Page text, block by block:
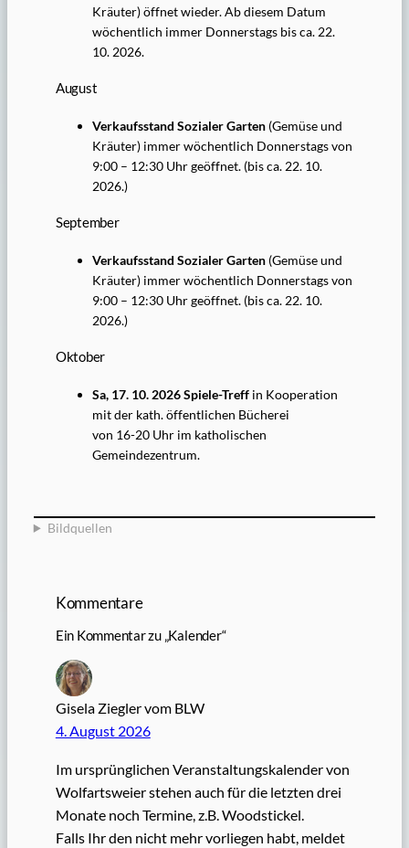
Kräuter) öffnet wieder. Ab diesem Datum
wöchentlich immer Donnerstags bis ca. 22.
10. 2026.
August
Verkaufsstand Sozialer Garten(Gemüse und
Kräuter) immer wöchentlich Donnerstags von
9:00 – 12:30 Uhr geöffnet. (bis ca. 22. 10.
2026.)
September
Verkaufsstand Sozialer Garten(Gemüse und
Kräuter) immer wöchentlich Donnerstags von
9:00 – 12:30 Uhr geöffnet. (bis ca. 22. 10.
2026.)
Oktober
Sa, 17. 10. 2026 Spiele-Treff in Kooperation
mit der kath. öffentlichen Bücherei
von 16-20 Uhr im katholischen
Gemeindezentrum.
Bildquellen
Kommentare
Ein Kommentar zu „Kalender“
Gisela Ziegler vom BLW
4. August 2026
Im ursprünglichen Veranstaltungskalender von
Wolfartsweier stehen auch für die letzten drei
Monate noch Termine, z.B. Woodstickel.
Falls Ihr den nicht mehr vorliegen habt, meldet